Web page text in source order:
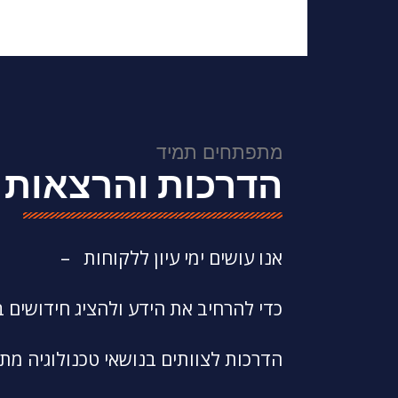
מתפתחים תמיד
הדרכות והרצאות
– אנו עושים ימי עיון ללקוחות
כדי להרחיב את הידע ולהציג
הדרכות לצוותים בנושאי טכנולוגיה